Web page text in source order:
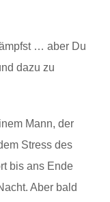
… aber Du
dazu zu
Mann, der
Stress des
bis ans Ende
Aber bald